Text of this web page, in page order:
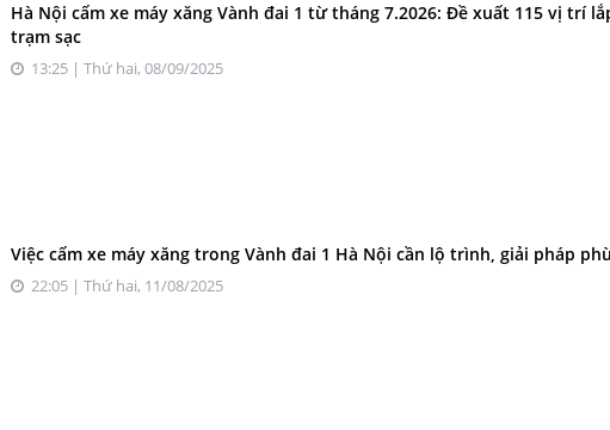
Hà Nội cấm xe máy xăng Vành đai 1 từ tháng 7.2026: Đề xuất 115 vị trí
trạm sạc
13:25 | Thứ hai, 08/09/2025
Việc cấm xe máy xăng trong Vành đai 1 Hà Nội cần lộ trình, giải pháp
22:05 | Thứ hai, 11/08/2025